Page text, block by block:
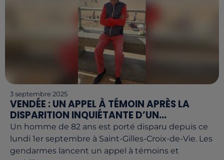
3 septembre 2025
VENDÉE : UN APPEL À TÉMOIN APRÈS LA
DISPARITION INQUIÉTANTE D’UN...
Un homme de 82 ans est porté disparu depuis ce
lundi 1er septembre à Saint-Gilles-Croix-de-Vie. Les
gendarmes lancent un appel à témoins et